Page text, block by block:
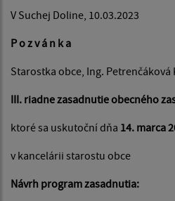
V Suchej Doline, 10.03.2023
P o z v á n k a
Starostka obce, Ing. Petrenčáková
III. riadne zasadnutie obecného
ktoré sa uskutoční dňa 14. marca
v kancelárii starostu obce
Návrh program zasadnutia: